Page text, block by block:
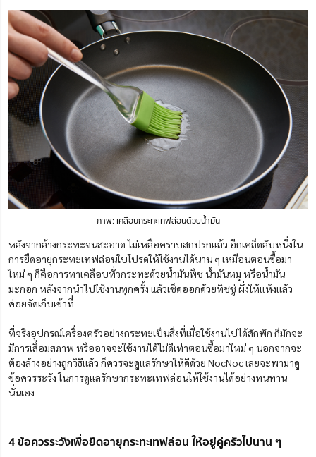
ภาพ: เคลือบกระทะเทฟล่อนด้วยน้ำมัน
หลังจากล้างกระทะจนสะอาด ไม่เหลือคราบสกปรกแล้ว อีกเคล็ดลับหนึ่งใน
การยืดอายุกระทะเทฟล่อนใบโปรดให้ใช้งานได้นาน ๆ เหมือนตอนซื้อมา
ใหม่ ๆ ก็คือการทาเคลือบทั่วกระทะด้วยน้ำมันพืช น้ำมันหมู หรือน้ำมัน
มะกอก หลังจากนำไปใช้งานทุกครั้ง แล้วเช็ดออกด้วยทิชชู่ ผึ่งให้แห้งแล้ว
ค่อยจัดเก็บเข้าที่
ที่จริงอุปกรณ์เครื่องครัวอย่างกระทะเป็นสิ่งที่เมื่อใช้งานไปได้สักพัก ก็มักจะ
มีการเสื่อมสภาพ หรืออาจจะใช้งานได้ไม่ดีเท่าตอนซื้อมาใหม่ ๆ นอกจากจะ
ต้องล้างอย่างถูกวิธีแล้ว ก็ควรจะดูแลรักษาให้ดีด้วย NocNoc เลยจะพามาดู
ข้อควรระวัง ในการดูแลรักษากระทะเทฟล่อนให้ใช้งานได้อย่างทนทาน
นั่นเอง
4 ข้อควรระวังเพื่อยืดอายุกระทะเทฟล่อน ให้อยู่คู่ครัวไปนาน ๆ